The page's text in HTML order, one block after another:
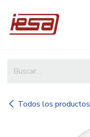
Todos los productos